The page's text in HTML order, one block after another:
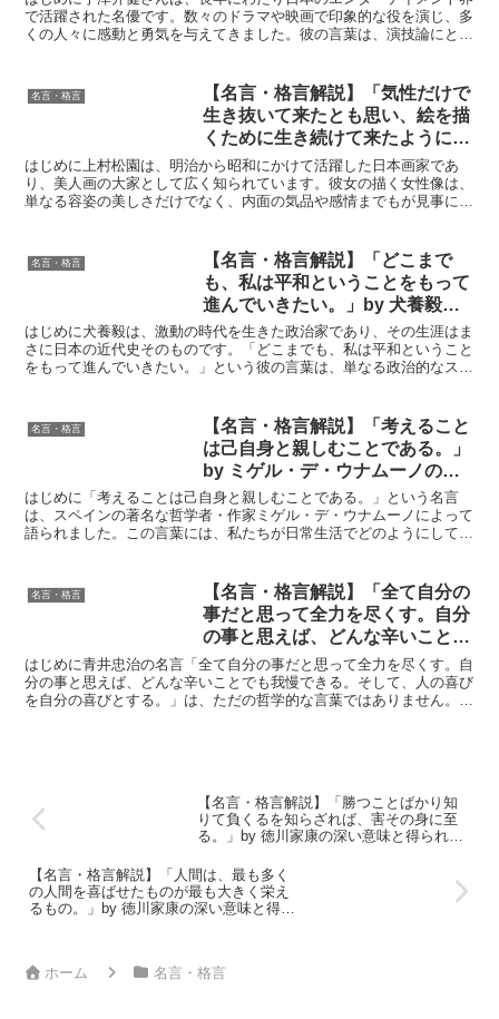
で活躍された名優です。数々のドラマや映画で印象的な役を演じ、多
くの人々に感動と勇気を与えてきました。彼の言葉は、演技論にとど
名言・格言
【名言・格言解説】「気性だけで
生き抜いて来たとも思い、絵を描
くために生き続けて来たようにも
思える。」by 上村松園の深い意
味と得られる教訓
はじめに上村松園は、明治から昭和にかけて活躍した日本画家であ
り、美人画の大家として広く知られています。彼女の描く女性像は、
単なる容姿の美しさだけでなく、内面の気品や感情までもが見事に表
名言・格言
【名言・格言解説】「どこまで
も、私は平和ということをもって
進んでいきたい。」by 犬養毅の
深い意味と得られる教訓
はじめに犬養毅は、激動の時代を生きた政治家であり、その生涯はま
さに日本の近代史そのものです。「どこまでも、私は平和ということ
をもって進んでいきたい。」という彼の言葉は、単なる政治的なスロ
名言・格言
【名言・格言解説】「考えること
は己自身と親しむことである。」
by ミゲル・デ・ウナムーノの深
い意味と得られる教訓
はじめに「考えることは己自身と親しむことである。」という名言
は、スペインの著名な哲学者・作家ミゲル・デ・ウナムーノによって
語られました。この言葉には、私たちが日常生活でどのようにして自
名言・格言
【名言・格言解説】「全て自分の
事だと思って全力を尽くす。自分
の事と思えば、どんな辛いことで
も我慢できる。そして、人の喜び
を自分の喜びとする。」by 青井
忠治の深い意味と得られる教訓
はじめに青井忠治の名言「全て自分の事だと思って全力を尽くす。自
分の事と思えば、どんな辛いことでも我慢できる。そして、人の喜び
を自分の喜びとする。」は、ただの哲学的な言葉ではありません。こ
【名言・格言解説】「勝つことばかり知
りて負くるを知らざれば、害その身に至
る。」by 徳川家康の深い意味と得られる
【名言・格言解説】「人間は、最も多く
の人間を喜ばせたものが最も大きく栄え
るもの。」by 徳川家康の深い意味と得ら
ホーム 名言・格言